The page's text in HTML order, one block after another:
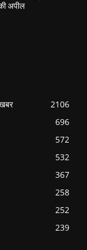
अपील
2106
696
572
532
367
258
252
239